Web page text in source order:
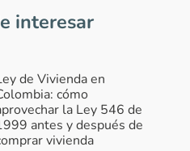
Angyy Quintero
interesar
de Vivienda en
cómo
la Ley 546 de
antes y después de
vivienda